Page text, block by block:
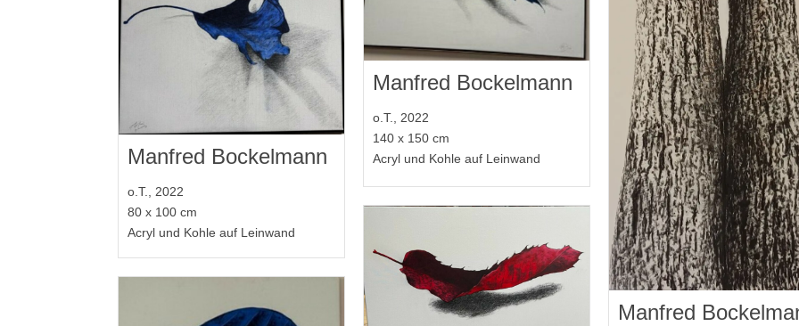
Manfred Bockelmann
o.T., 2022
140 x 150 cm
Acryl und Kohle auf Leinwand
Manfred
Manfred Bockelmann
o.T., 2022
80 x 100 cm
Acryl und Kohle auf Leinwand